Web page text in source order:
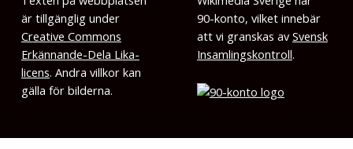
är tillgänglig under
Creative Commons
Erkännande-Dela Lika-
licens. Andra villkor kan
gälla för bilderna.
90-konto, vilket innebär
att vi granskas av Svensk
Insamlingskontroll.